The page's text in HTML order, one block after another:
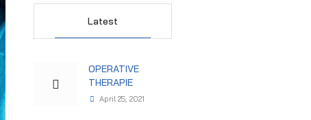
Latest
OPERATIVE
THERAPIE
April 25, 2021